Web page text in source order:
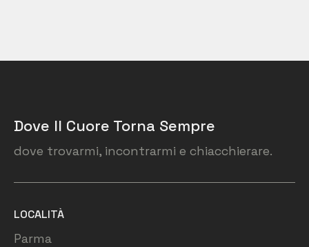
Dove Il Cuore Torna Sempre
dove trovarmi, incontrarmi e chiacchierare.
LOCALITÀ
Parma